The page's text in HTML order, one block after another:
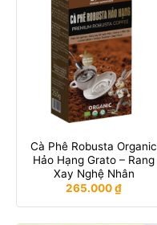
Cà Phê Robusta Organic
Hảo Hạng Grato – Rang
Xay Nghệ Nhân
265.000₫